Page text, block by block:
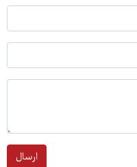
ارسال